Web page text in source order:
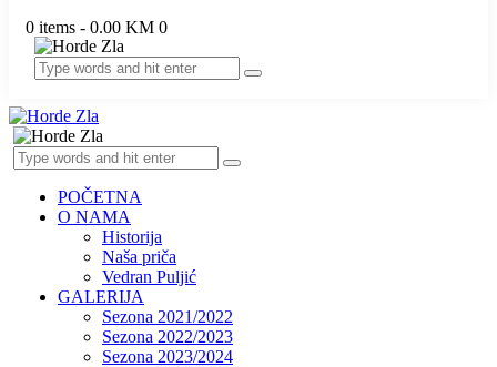
0 items - 0.00 KM 0
POČETNA
O NAMA
Historija
Naša priča
Vedran Puljić
GALERIJA
Sezona 2021/2022
Sezona 2022/2023
Sezona 2023/2024